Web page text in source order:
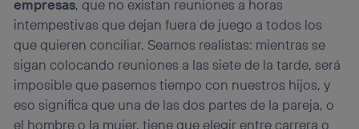
empresas, que no existan reuniones a horas
intempestivas que dejan fuera de juego a todos los
que quieren conciliar. Seamos realistas: mientras se
sigan colocando reuniones a las siete de la tarde, será
imposible que pasemos tiempo con nuestros hijos, y
eso significa que una de las dos partes de la pareja, o
el hombre o la mujer, tiene que elegir entre carrera o